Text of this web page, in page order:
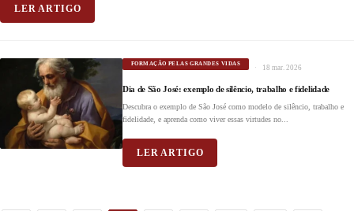
LER ARTIGO
FORMAÇÃO PELAS GRANDES VIDAS 18 mar. 2026
Dia de São José: exemplo de silêncio, trabalho e fidelidade
Descubra o exemplo de São José como modelo de silêncio, trabalho e
fidelidade, e aprenda como viver essas virtudes no...
LER ARTIGO